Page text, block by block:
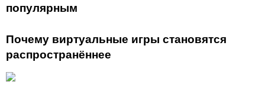
популярным
Почему виртуальные игры становятся
распространённее